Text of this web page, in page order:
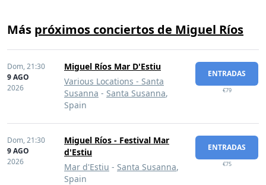
Más próximos conciertos de Miguel Ríos
Dom,21:30
9 AGO
2026
Miguel Ríos Mar D'Estiu
Various Locations - Santa
Susanna - Santa Susanna,
Spain
ENTRADAS
€79
Dom,21:30
9 AGO
2026
Miguel Ríos - Festival Mar
d'Estiu
Mar d'Estiu - Santa Susanna,
Spain
ENTRADAS
€75